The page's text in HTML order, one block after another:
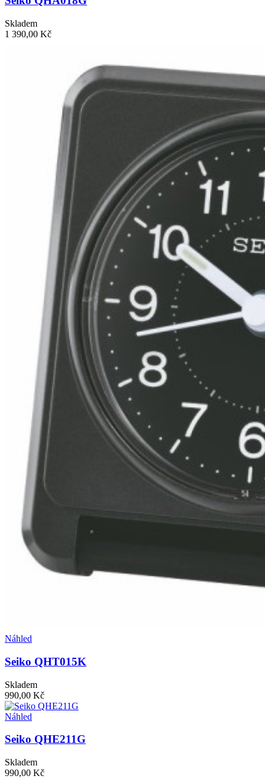
Skladem
1 390,00 Kč
Náhled
Seiko QHT015K
Skladem
990,00 Kč
Náhled
Seiko QHE211G
Skladem
990,00 Kč